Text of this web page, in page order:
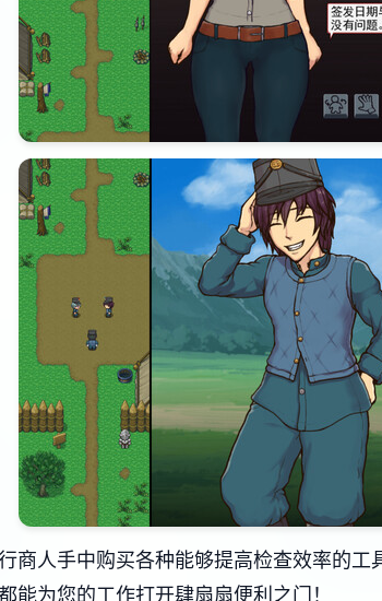
商人手中购买各种能够提高检查效率的
能为您的工作打开肆扇扇便利之门！